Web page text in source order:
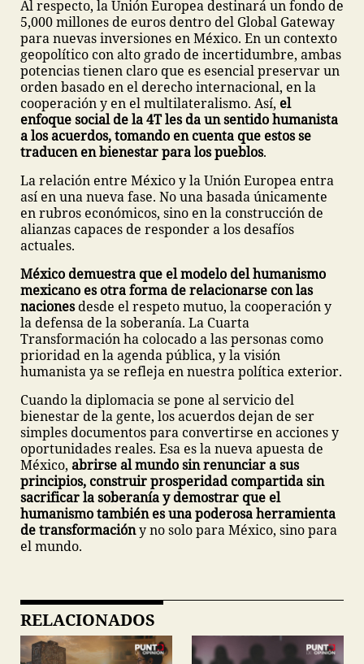
Al respecto, la Unión Europea destinará un fondo de
5,000 millones de euros dentro del Global Gateway
para nuevas inversiones en México. En un contexto
geopolítico con alto grado de incertidumbre, ambas
potencias tienen claro que es esencial preservar un
orden basado en el derecho internacional, en la
cooperación y en el multilateralismo. Así, el
enfoque social de la 4T les da un sentido humanista
a los acuerdos, tomando en cuenta que estos se
traducen en bienestar para los pueblos.
La relación entre México y la Unión Europea entra
así en una nueva fase. No una basada únicamente
en rubros económicos, sino en la construcción de
alianzas capaces de responder a los desafíos
actuales.
México demuestra que el modelo del humanismo
mexicano es otra forma de relacionarse con las
nacionesdesde el respeto mutuo, la cooperación y
la defensa de la soberanía. La Cuarta
Transformación ha colocado a las personas como
prioridad en la agenda pública, y la visión
humanista ya se refleja en nuestra política exterior.
Cuando la diplomacia se pone al servicio del
bienestar de la gente, los acuerdos dejan de ser
simples documentos para convertirse en acciones y
oportunidades reales. Esa es la nueva apuesta de
México, abrirse al mundo sin renunciar a sus
principios, construir prosperidad compartida sin
sacrificar la soberanía y demostrar que el
humanismo también es una poderosa herramienta
de transformacióny no solo para México, sino para
el mundo.
RELACIONADOS